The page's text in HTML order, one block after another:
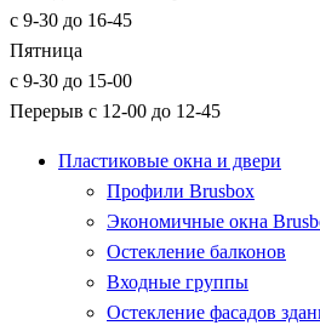
с 9-30 до 16-45
Пятница
с 9-30 до 15-00
Перерыв с 12-00 до 12-45
Пластиковые окна и двери
Профили Brusbox
Экономичные окна
Остекление балконов
Входные группы
Остекление фасадов